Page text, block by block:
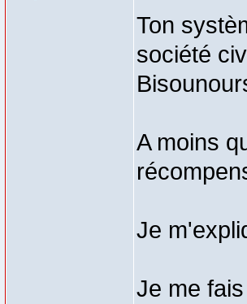
Ton
société
A moins
Je
Je me